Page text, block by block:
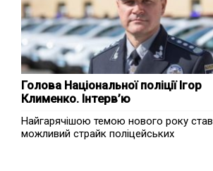
Голова Національної поліції Ігор
Клименко. Інтерв’ю
Найгарячішою темою нового року став
можливий страйк поліцейських